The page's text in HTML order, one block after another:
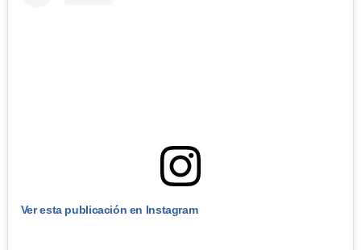
Ver esta publicación en Instagram